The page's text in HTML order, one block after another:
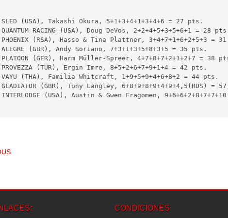
INTERLODGE (USA), Austin & Gwen Fragomen,
NAVIGATION
CONDICIONES